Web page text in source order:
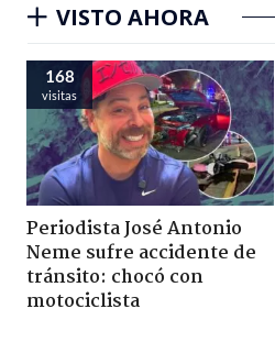
VISTO AHORA
168
visitas
Periodista José Antonio
Neme sufre accidente de
tránsito: chocó con
motociclista